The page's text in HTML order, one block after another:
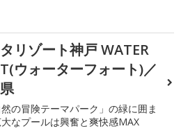
リゾート神戸 WATER
ウォーターフォート)／
然の冒険テーマパーク」の緑に囲ま
なプールは興奮と爽快感MAX